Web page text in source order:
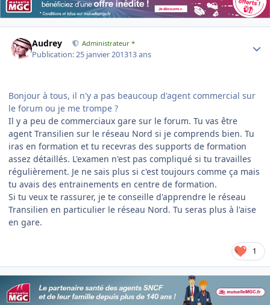
Audrey Administrateur *
Publication:25 janvier 201313 ans
Bonjour à tous, il n'y a pas beaucoup d'agent commercial sur
le forum ou je me trompe ?
Il y a peu de commerciaux gare sur le forum. Tu vas être
agent Transilien sur le réseau Nord si je comprends bien. Tu
iras en formation et tu recevras des supports de formation
assez détaillés. L'examen n'est pas compliqué si tu travailles
régulièrement. Je ne sais plus si c'est toujours comme ça mais
tu avais des entrainements en centre de formation.
Si tu veux te rassurer, je te conseille d'apprendre le réseau
Transilien en particulier le réseau Nord. Tu seras plus à l'aise
en gare.
1